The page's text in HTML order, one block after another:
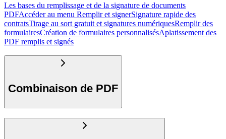
Les bases du remplissage et de la signature de documents
PDFAccéder au menu Remplir et signerSignature rapide des
contratsTirage au sort gratuit et signatures numériquesRemplir des
formulairesCréation de formulaires personnalisésAplatissement des
PDF remplis et signés
Combinaison de PDF